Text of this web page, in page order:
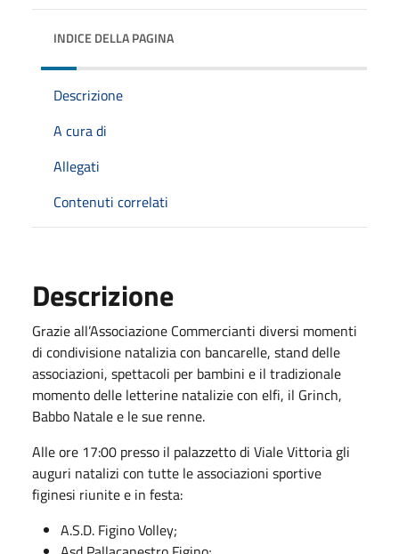
INDICE DELLA PAGINA
Descrizione
A cura di
Allegati
Contenuti correlati
Descrizione
Grazie all’Associazione Commercianti diversi momenti
di condivisione natalizia con bancarelle, stand delle
associazioni, spettacoli per bambini e il tradizionale
momento delle letterine natalizie con elfi, il Grinch,
Babbo Natale e le sue renne.
Alle ore 17:00 presso il palazzetto di Viale Vittoria gli
auguri natalizi con tutte le associazioni sportive
figinesi riunite e in festa:
A.S.D. Figino Volley;